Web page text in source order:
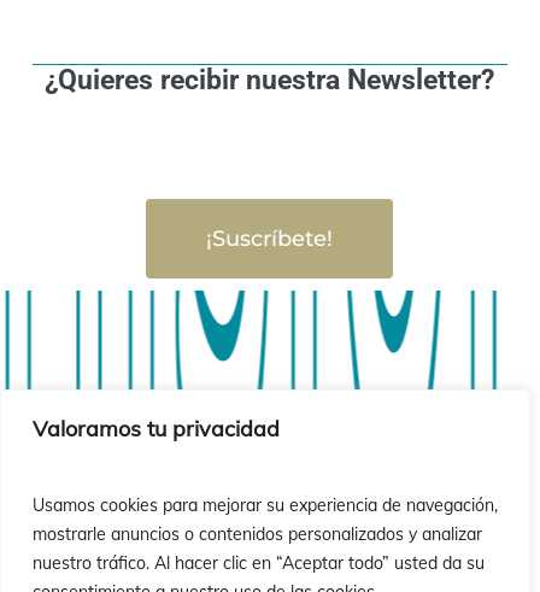
Valoramos tu privacidad
Usamos cookies para mejorar su experiencia de navegación,
mostrarle anuncios o contenidos personalizados y analizar
nuestro tráfico. Al hacer clic en “Aceptar todo” usted da su
¿Quieres recibir nuestra Newsletter?
¡Suscríbete!